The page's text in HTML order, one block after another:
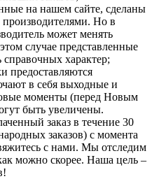
на нашем сайте, сделаны
Но в
может менять
случае представленные
характер;
предоставляются
в себя выходные и
моменты (перед Новым
быть увеличены.
заказ в течение 30
заказов) с момента
с нами. Мы отследим
можно скорее. Наша цель –